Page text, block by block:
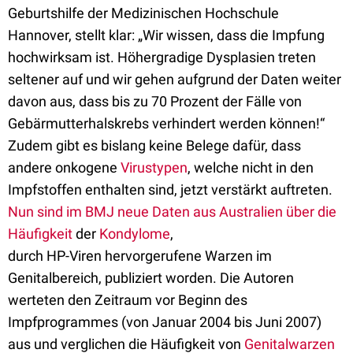
Geburtshilfe der Medizinischen Hochschule
Hannover, stellt klar: „Wir wissen, dass die Impfung
hochwirksam ist. Höhergradige Dysplasien treten
seltener auf und wir gehen aufgrund der Daten weiter
davon aus, dass bis zu 70 Prozent der Fälle von
Gebärmutterhalskrebs verhindert werden können!“
Zudem gibt es bislang keine Belege dafür, dass
andere onkogene Virustypen, welche nicht in den
Impfstoffen enthalten sind, jetzt verstärkt auftreten.
Nun sind im BMJ neue Daten aus Australien über die
Häufigkeitder Kondylome,
durch HP-Viren hervorgerufene Warzen im
Genitalbereich, publiziert worden. Die Autoren
werteten den Zeitraum vor Beginn des
Impfprogrammes (von Januar 2004 bis Juni 2007)
aus und verglichen die Häufigkeit von Genitalwarzen